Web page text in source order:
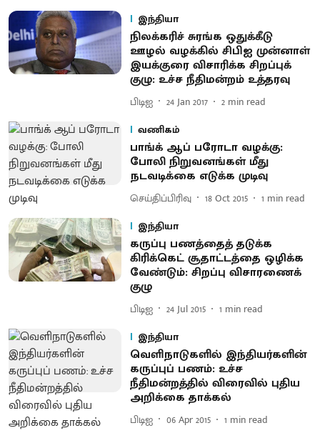
இந்தியா
நிலக்கரிச் சுரங்க ஒதுக்கீடு
ஊழல் வழக்கில் சிபிஐ முன்னாள்
இயக்குரை விசாரிக்க சிறப்புக்
குழு: உச்ச நீதிமன்றம் உத்தரவு
பிடிஐ 24 Jan 2017 2 min read
வணிகம்
பாங்க் ஆப் பரோடா வழக்கு:
போலி நிறுவனங்கள் மீது
நடவடிக்கை எடுக்க முடிவு
செய்திப்பிரிவு 18 Oct 2015 1 min read
இந்தியா
கருப்பு பணத்தைத் தடுக்க
கிரிக்கெட் சூதாட்டத்தை ஒழிக்க
வேண்டும்: சிறப்பு விசாரணைக்
குழு
பிடிஐ 24 Jul 2015 1 min read
இந்தியா
வெளிநாடுகளில் இந்தியர்களின்
கருப்புப் பணம்: உச்ச
நீதிமன்றத்தில் விரைவில் புதிய
அறிக்கை தாக்கல்
பிடிஐ 06 Apr 2015 1 min read